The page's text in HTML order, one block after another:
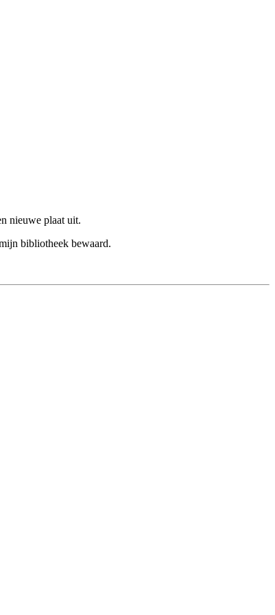
nieuwe plaat uit.
bibliotheek bewaard.